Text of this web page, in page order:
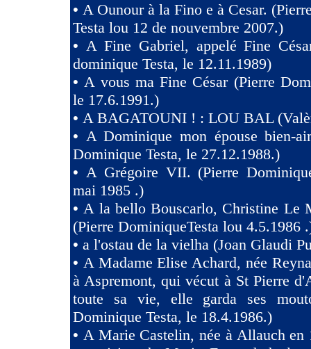
• A Ounour à la Fino e à Cesar.
Testa lou 12 de nouvembre 2007.)
• A Fine Gabriel, appelé Fine
dominique Testa, le 12.11.1989)
•A vous ma Fine César (Pierre
le 17.6.1991.)
• A BAGATOUNI ! : LOU BAL
• A Dominique mon épouse bien-
Dominique Testa, le 27.12.1988.)
• A Grégoire VII. (Pierre
mai 1985 .)
•A la bello Bouscarlo, Christine Le
(Pierre DominiqueTesta lou 4.5.1986
• a l'ostau de la vielha (Joan Glaudi
• A Madame Elise Achard, née
à Aspremont, qui vécut à St Pierre
toute sa vie, elle garda ses
Dominique Testa, le 18.4.1986.)
• A Marie Castelin, née à Allauch en